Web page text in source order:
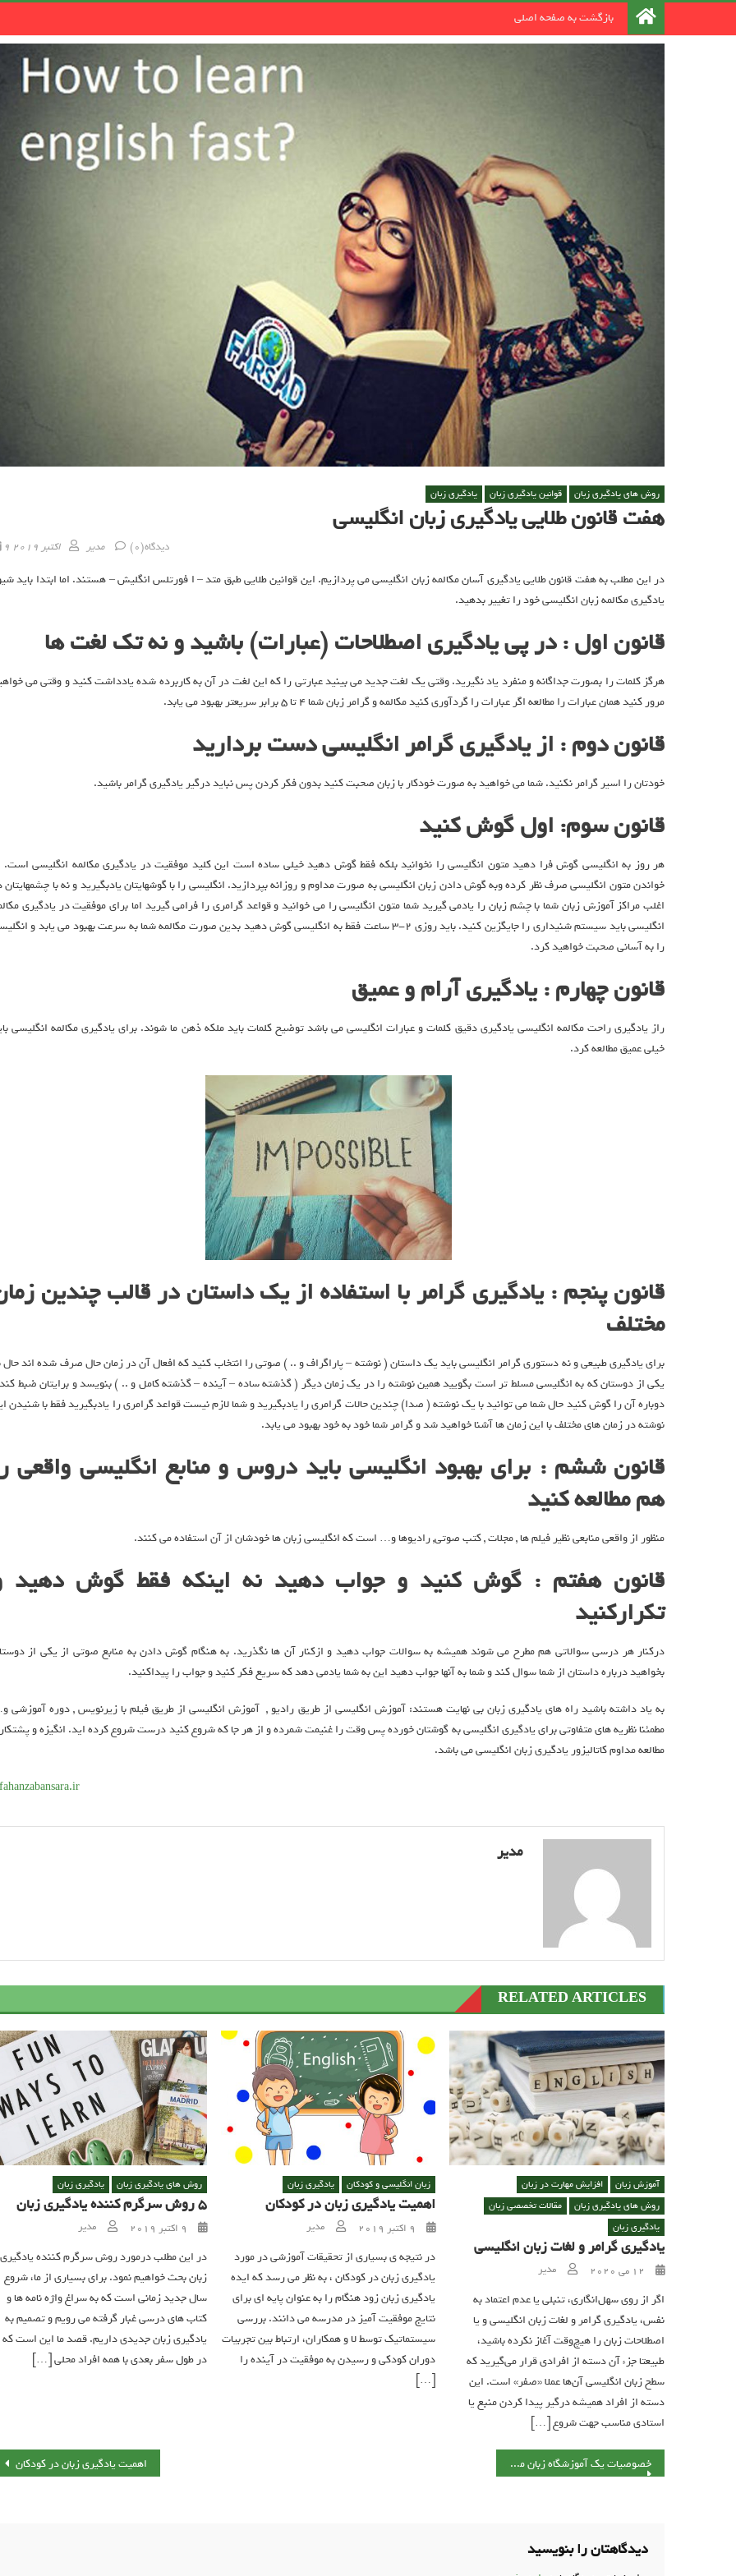
رد کردن و رفتن به مطلب بازگشت به صفحه اصلی
روش های یادگیری زبان قوانین یادگیری زبان یادگیری زبان
هفت قانون طلایی یادگیری زبان انگلیسی
Posted on9 اکتبر 2019 Author
مدیر دیدگاه(0)
در این مطلب به هفت قانون طلایی یادگیری آسان مکالمه زبان انگلیسی می پردازیم. این قوانین طلایی طبق متد – ا فورتلس انگلیش – هستند. اما ابتدا باید
یادگیری مکالمه زبان انگلیسی خود را تغییر بدهید.
قانون اول : در پی یادگیری اصطلاحات (عبارات) باشید و نه تک لغت ها
هرگز کلمات را بصورت جداگانه و منفرد یاد نگیرید. وقتی یک لغت جدید می بینید عبارتی را که این لغت در آن به کاربرده شده یادداشت کنید و وقتی می
مرور کنید همان عبارات را مطالعه اگر عبارات را گردآوری کنید مکالمه و گرامر زبان شما ۴ تا ۵ برابر سریعتر بهبود می یابد.
قانون دوم : از یادگیری گرامر انگلیسی دست بردارید
خودتان را اسیر گرامر نکنید. شما می خواهید به صورت خودکار با زبان صحبت کنید بدون فکر کردن پس نباید درگیر یادگیری گرامر باشید.
قانون سوم: اول گوش کنید
هر روز به انگلیسی گوش فرا دهید متون انگلیسی را نخوانید بلکه فقط گوش دهید خیلی ساده است این کلید موفقیت در یادگیری مکالمه انگلیسی است.
خواندن متون انگلیسی صرف نظر کرده وبه گوش دادن زبان انگلیسی به صورت مداوم و روزانه بپردازید. انگلیسی را با گوشهایتان یادبگیرید و نه با چشمهایتان
اغلب مراکز آموزش زبان شما با چشم زبان را یادمی گیرید شما متون انگلیسی را می خوانید و قواعد گرامری را فرامی گیرید اما برای موفقیت در یادگیری
انگلیسی باید سیستم شنیداری را جایگزین کنید. باید روزی ۲-۳ ساعت فقط به انگلیسی گوش دهید بدین صورت مکالمه شما به سرعت بهبود می یابد و
را به آسانی صحبت خواهید کرد.
قانون چهارم : یادگیری آرام و عمیق
راز یادگیری راحت مکالمه انگلیسی یادگیری دقیق کلمات و عبارات انگلیسی می باشد توضیح کلمات باید ملکه ذهن ما شوند. برای یادگیری مکالمه انگلیسی
خیلی عمیق مطالعه کرد.
قانون پنجم : یادگیری گرامر با استفاده از یک داستان در قالب چندین
مختلف
برای یادگیری طبیعی و نه دستوری گرامر انگلیسی باید یک داستان ( نوشته – پاراگراف و .. ) صوتی را انتخاب کنید که افعال آن در زمان حال صرف شده اند حال
یکی از دوستان که به انگلیسی مسلط تر است بگویید همین نوشته را در یک زمان دیگر ( گذشته ساده – آینده – گذشته کامل و .. ) بنویسد و برایتان ضبط
دوباره آن را گوش کنید حال شما می توانید با یک نوشته ( صدا) چندین حالات گرامری را یادبگیرید و شما لازم نیست قواعد گرامری را یادبگیرید فقط با شنیدن
نوشته در زمان های مختلف با این زمان ها آشنا خواهید شد و گرامر شما خود به خود بهبود می یابد.
قانون ششم : برای بهبود انگلیسی باید دروس و منابع انگلیسی واقعی
هم مطالعه کنید
منظور از واقعی منابعی نظیر فیلم ها , مجلات , کتب صوتی, رادیوها و… است که انگلیسی زبان ها خودشان از آن استفاده می کنند.
قانون هفتم : گوش کنید و جواب دهید نه اینکه فقط گوش دهید
تکرارکنید
درکنار هر درسی سوالاتی هم مطرح می شوند همیشه به سوالات جواب دهید و ازکنار آن ها نگذرید. به هنگام گوش دادن به منابع صوتی از یکی از
بخواهید درباره داستان از شما سوال کند و شما به آنها جواب دهید این به شما یادمی دهد که سریع فکر کنید و جواب را پیداکنید.
به یاد داشته باشید راه های یادگیری زبان بی نهایت هستند: آموزش انگلیسی از طریق رادیو , آموزش انگلیسی از طریق فیلم با زیرنویس , دوره آموزشی
مطمئنا نظریه های متفاوتی برای یادگیری انگلیسی به گوشتان خورده پس وقت را غنیمت شمرده و از هر جا که شروع کنید درست شروع کرده اید. انگیزه و
مطالعه مداوم کاتالیزور یادگیری زبان انگلیسی می باشد.
مدیر
RELATED ARTICLES
روش های یادگیری زبان یادگیری زبان
5 روش سرگرم کننده یادگیری زبان
Posted on
9 اکتبر 2019 Author
مدیر
در این مطلب درمورد روش سرگرم کننده یادگیری
زبان بحث خواهیم نمود. برای بسیاری از ما، شروع
سال جدید زمانی است که به سراغ واژه نامه ها و
کتاب های درسی غبار گرفته می رویم و تصمیم به
یادگیری زبان جدیدی داریم. قصد ما این است که
در طول سفر بعدی با همه افراد محلی […]
زبان انگلیسی و کودکان یادگیری زبان
اهمیت یادگیری زبان در کودکان
Posted on
9 اکتبر 2019 Author
مدیر
در نتیجه ی بسیاری از تحقیقات آموزشی در مورد
یادگیری زبان در کودکان ، به نظر می رسد که ایده
یادگیری زبان زود هنگام را به عنوان پایه ای برای
نتایج موفقیت آمیز در مدرسه می دانند. بررسی
سیستماتیک توسط لا و همکاران، ارتباط بین تجربیات
دوران کودکی و رسیدن به موفقیت در آینده را
[…]
آموزش زبان
افزایش مهارت در زبان
روش های یادگیری زبان
مقالات تخصصی زبان
یادگیری زبان
یادگیری گرامر و لغات زبان انگلیسی
Posted on
12 می 2020 Author
مدیر
اگر از روی سهل‌انگاری، تنبلی یا عدم اعتماد به
نفس، یادگیری گرامر و لغات زبان انگلیسی و یا
اصطلاحات زبان را هیچ‌وقت آغاز نکرده باشید،
طبیعتا جزء آن دسته از افرادی قرار می‌گیرید که
سطح زبان انگلیسی آن‌ها عملا «صفر»‌ است. این
دسته از افراد همیشه درگیر پیدا کردن منبع یا
استادی مناسب جهت شروع […]
راهبری نوشته اهمیت یادگیری زبان در کودکان خصوصیات یک آموزشگاه زبان معتبر
دیدگاهتان را بنویسید